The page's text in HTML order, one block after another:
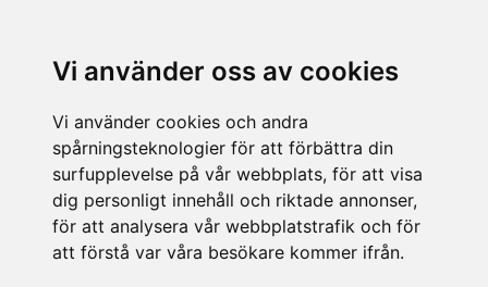
Vi använder oss av cookies
Vi använder cookies och andra
spårningsteknologier för att förbättra din
surfupplevelse på vår webbplats, för att visa
dig personligt innehåll och riktade annonser,
för att analysera vår webbplatstrafik och för
att förstå var våra besökare kommer ifrån.